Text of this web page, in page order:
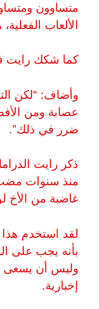
متساوون
الألعاب
كما شكك رايت
وأضاف: “لكن
عصابة ومن
ضرر في ذلك”.
ذكر رايت
منذ سنوات مضت
غاضبة من الأخ
لقد استخدم
بأنه يجب على
وليس أن يسعى
إخبارية.